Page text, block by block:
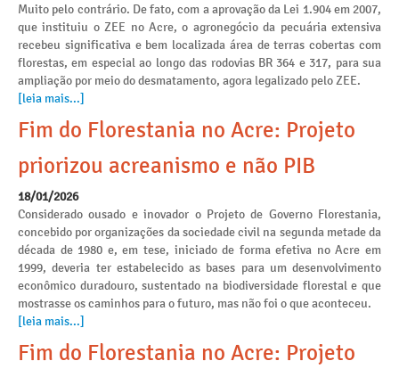
Muito pelo contrário. De fato, com a aprovação da Lei 1.904 em 2007,
que instituiu o ZEE no Acre, o agronegócio da pecuária extensiva
recebeu significativa e bem localizada área de terras cobertas com
florestas, em especial ao longo das rodovias BR 364 e 317, para sua
ampliação por meio do desmatamento, agora legalizado pelo ZEE.
[leia mais...]
Fim do Florestania no Acre: Projeto
priorizou acreanismo e não PIB
18/01/2026
Considerado ousado e inovador o Projeto de Governo Florestania,
concebido por organizações da sociedade civil na segunda metade da
década de 1980 e, em tese, iniciado de forma efetiva no Acre em
1999, deveria ter estabelecido as bases para um desenvolvimento
econômico duradouro, sustentado na biodiversidade florestal e que
mostrasse os caminhos para o futuro, mas não foi o que aconteceu.
[leia mais...]
Fim do Florestania no Acre: Projeto